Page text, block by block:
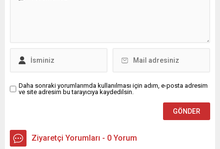
Daha sonraki yorumlarımda kullanılması için adım, e-posta adresim
ve site adresim bu tarayıcıya kaydedilsin.
Ziyaretçi Yorumları - 0 Yorum